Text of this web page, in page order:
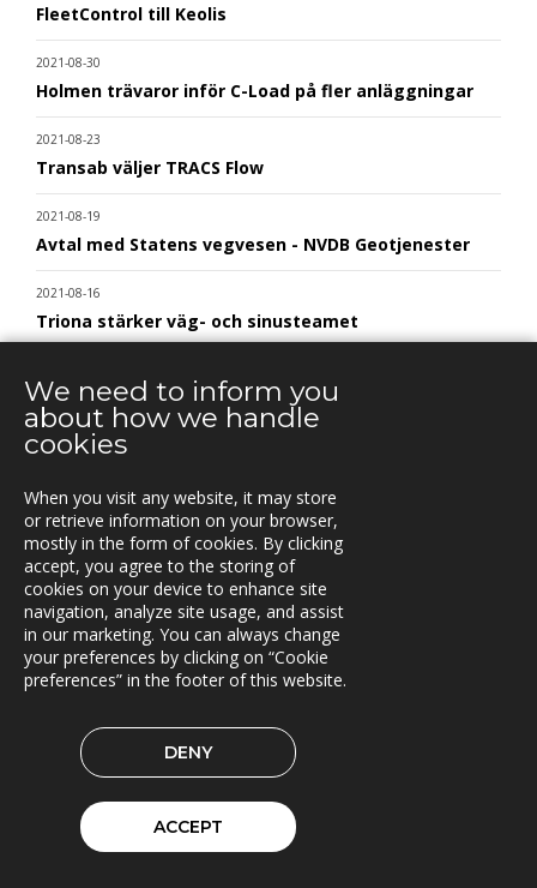
FleetControl till Keolis
2021-08-30
Holmen trävaror inför C-Load på fler anläggningar
2021-08-23
Transab väljer TRACS Flow
2021-08-19
Avtal med Statens vegvesen - NVDB Geotjenester
2021-08-16
Triona stärker väg- och sinusteamet
Triona bygger e-tjänst för fritidsfiske åt Luke
2021-08-09
2021-08-05
Nytt uppdrag för Oslo kommun
2021-08-02
E.ON Sverige valde Once by Pinja till sin
bränsleleveranskedja
Fraktkedjan AB har driftsatt TRACS Flow
2021-05-18
Beläggningssystem till Statens vegvesen
2021-04-12
We need to inform you
about how we handle
cookies
When you visit any website, it may store
or retrieve information on your browser,
mostly in the form of cookies. By clicking
accept, you agree to the storing of
cookies on your device to enhance site
navigation, analyze site usage, and assist
in our marketing. You can always change
your preferences by clicking on “Cookie
preferences” in the footer of this website.
DENY
ACCEPT